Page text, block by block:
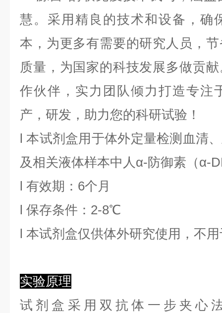
慧。采用精良的技术和设备，确
本，为更多有需要的研究人员，
质量，为国家的科技发展多做贡
作伙伴，实力团队倾力打造专注
产，研发，助力您的科研试验！
l本试剂盒用于体外定量检测血清
及相关液体样本中 人α-防御素 （α-
l 有效期：6个月
l 保存条件： 2-8℃
l 本试剂盒仅供体外研究使用，不
实验原理
试剂盒采用双抗体一步夹心